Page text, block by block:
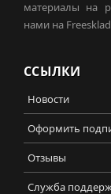
материалы на
нами на
ССЫЛКИ
Новости
Оформить
Отзывы
Служба